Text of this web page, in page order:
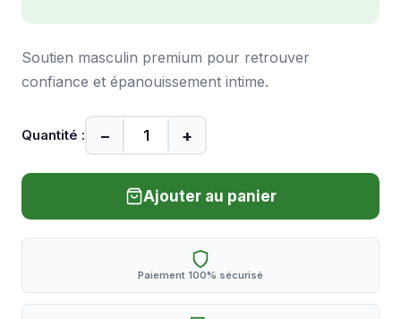
Soutien masculin premium pour retrouver
confiance et épanouissement intime.
Quantité : − +
Ajouter au panier
Paiement 100% sécurisé